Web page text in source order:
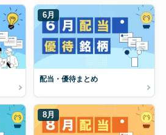
6月
配当・優待まとめ
8月